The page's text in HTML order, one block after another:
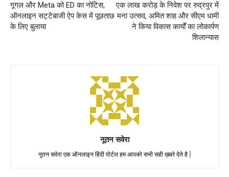
गूगल और Meta को ED का नोटिस,
ऑनलाइन सट्टेबाजी ऐप केस में पूछताछ
के लिए बुलाया
एक लाख करोड़ के निवेश पर रुद्रपुर में
मना उत्सव, अमित शाह और सीएम धामी
ने किया विकास कार्यों का लोकार्पण
शिलान्यास
नूतन सवेरा
नूतन सवेरा एक ऑनलाइन हिंदी पोर्टल हम आपको सभी सही ख़बरे देते है |